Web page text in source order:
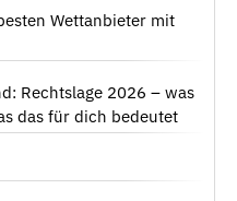
Wettanbieter mit
Rechtslage 2026 – was
das für dich bedeutet